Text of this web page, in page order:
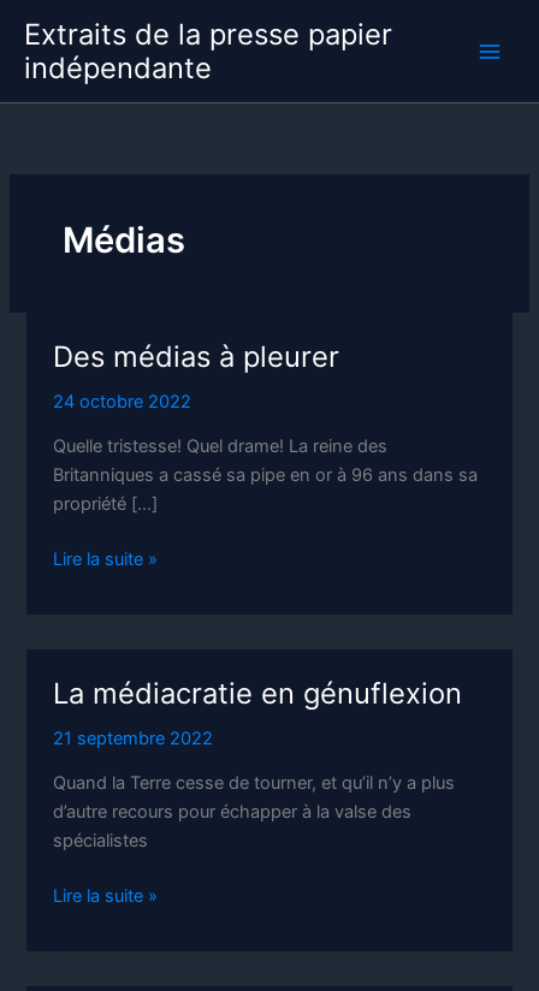
contenu
Extraits de la presse papier
indépendante
Médias
Des médias à pleurer
24 octobre 2022
Quelle tristesse! Quel drame! La reine des
Britanniques a cassé sa pipe en or à 96 ans dans sa
propriété […]
Des
Lire la suite »
La médiacratie en génuflexion
21 septembre 2022
Quand la Terre cesse de tourner, et qu’il n’y a plus
d’autre recours pour échapper à la valse des
spécialistes
La
Lire la suite »